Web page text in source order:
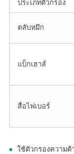
ประเภทตัวกรอง
ตลับหมึก
แบ็กเฮาส์
สื่อไฟเบอร์
ใช้ตัวกรองความต้